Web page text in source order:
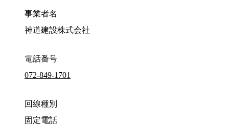
事業者名
神道建設株式会社
電話番号
072-849-1701
回線種別
固定電話